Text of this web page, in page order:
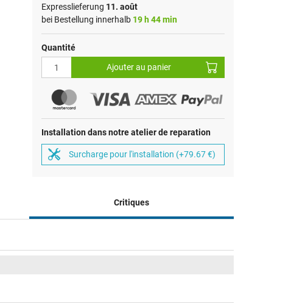
Expresslieferung 11. août
bei Bestellung innerhalb 19 h 44 min
Quantité
Ajouter au panier
Installation dans notre atelier de reparation
Surcharge pour l'installation (+79.67 €)
Critiques